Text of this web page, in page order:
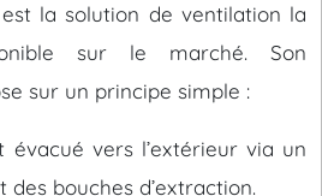
la solution de ventilation la
sur le marché. Son
sur un principe simple :
évacué vers l’extérieur via un
bouches d’extraction.